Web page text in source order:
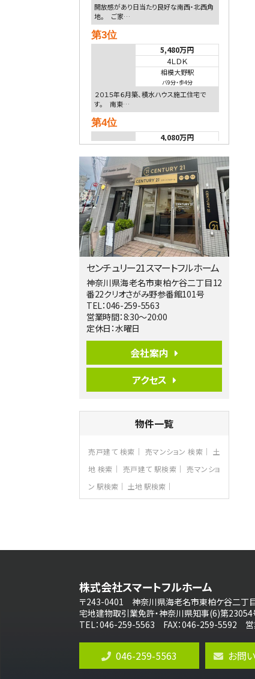
開放感があり日当たり良好な南西・北西角
地。 ご家…
第3位
5,480万円
4ＬＤＫ
相模大野駅
バ9分・歩4分
２０１５年６月築、積水ハウス施工住宅で
す。 南東…
第4位
4,080万円
淵野辺駅
歩17分
南側道路に面しており日当たり良好。 キ
ッチンから…
第5位
3,680万円
4ＬＤＫ
橋本駅
バ19分・歩8分
開放感があり日当たり良好な南西・北西角
地区画。 …
第6位
3,680万円
4ＳＬＤＫ
リビングダイニング部分の床暖房完備 車
並列2台駐…
4ＬＤＫ
さがみ野駅
る広さ…
第8位
3,598万円
4ＬＤＫ
4ＬＤＫ
桜ヶ丘駅
バ14分 ・歩4分
LDK約20帖とゆとりある広さ！WIC、SIC
の…
3,990万円
センチュリー21スマートフルホーム
神奈川県海老名市東柏ケ谷二丁目12
番22クリオさがみ野参番館101号
TEL：046-259-5563
営業時間：8:30～20:00
定休日：水曜日
会社案内
アクセス
物件一覧
売戸建て 検索 売マンション 検索
土
地 検索
売戸建て 駅検索
売マンショ
ン 駅検索
土地 駅検索
株式会社スマートフルホーム
〒243-0401 神奈川県海老名市東柏ケ谷二丁
宅地建物取引業免許・神奈川県知事(6)第23054
TEL：046-259-5563 FAX：046-259-5592 営
046-259-5563 お問